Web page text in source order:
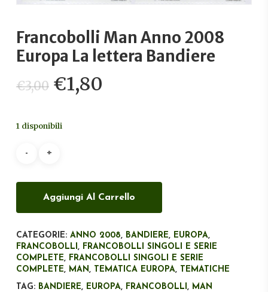
Francobolli Man Anno 2008
Europa La lettera Bandiere
€3,00 Il
prezzo
originale
€1,80
1 disponibili
Aggiungi Al Carrello
CATEGORIE: ANNO 2008, BANDIERE, EUROPA,
FRANCOBOLLI , FRANCOBOLLI SINGOLI E SERIE
COMPLETE, FRANCOBOLLI SINGOLI E SERIE
COMPLETE, MAN, TEMATICA EUROPA, TEMATICHE
TAG: BANDIERE, EUROPA, FRANCOBOLLI , MAN